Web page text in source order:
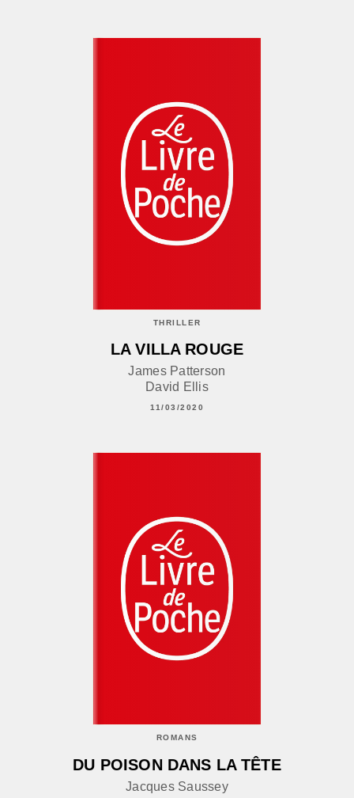
THRILLER
LA VILLA ROUGE
James Patterson
David Ellis
11/03/2020
ROMANS
DU POISON DANS LA TÊTE
Jacques Saussey